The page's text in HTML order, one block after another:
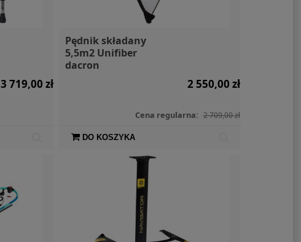
3 719,00 zł
Pędnik składany
5,5m2 Unifiber
dacron
2 550,00 zł
Cena regularna: 2 709,00 zł
DO KOSZYKA